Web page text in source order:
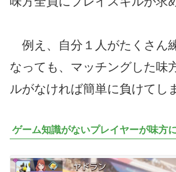
例え、自分１人がたくさん
なっても、マッチングした味
ルがなければ簡単に負けてし
ゲーム知識がないプレイヤーが味方